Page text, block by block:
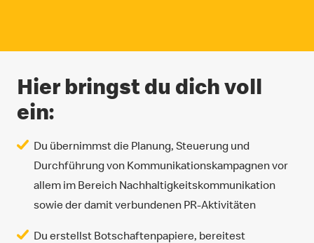
Hier bringst du dich voll
ein:
Du übernimmst die Planung, Steuerung und
Durchführung von Kommunikationskampagnen vor
allem im Bereich Nachhaltigkeitskommunikation
sowie der damit verbundenen PR-Aktivitäten
Du erstellst Botschaftenpapiere, bereitest